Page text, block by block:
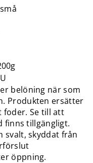
belöning när som
Produkten ersätter
Se till att
finns tillgängligt.
svalt, skyddat från
öppning.